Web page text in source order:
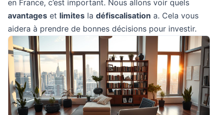
en France, c’est important. Nous allons voir quels
avantages et limites la défiscalisation a. Cela vous
aidera à prendre de bonnes décisions pour investir.